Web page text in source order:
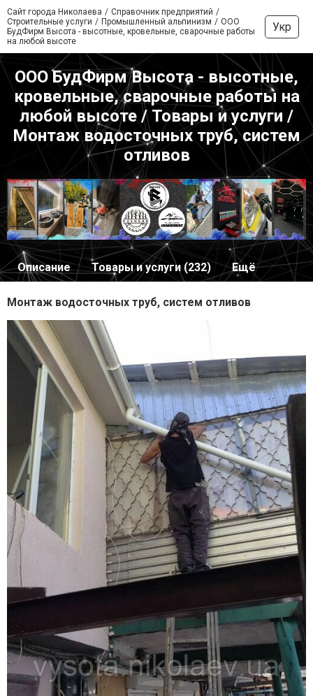
Сайт города Николаева
Справочник предприятий
Строительные услуги
Промышленный альпинизм
ООО
БудФирм Высота - высотные, кровельные, сварочные работы
на любой высоте
Укр
ООО БудФирм Высота - высотные,
кровельные, сварочные работы на
любой высоте / Товары и услуги /
Монтаж водосточных труб, систем
отливов
Описание Товары и услуги (232) Ещё
Монтаж водосточных труб, систем отливов